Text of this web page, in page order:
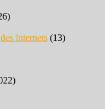
Internets (13)